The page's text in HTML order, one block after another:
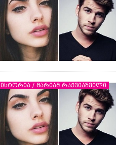
ისტორია / მარიამ რაქვიაშვილი